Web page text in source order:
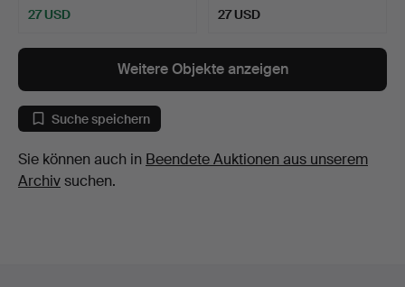
27 USD 27 USD
Weitere Objekte anzeigen
Suche speichern
Sie können auch in Beendete Auktionen aus unserem
Archivsuchen.